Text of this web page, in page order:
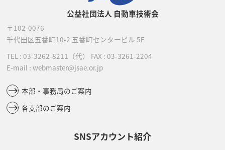
公益社団法人 自動車技術会
〒102-0076
千代田区五番町10-2 五番町センタービル 5F
TEL : 03-3262-8211 （代） FAX : 03-3261-2204
E-mail : webmaster@jsae.or.jp
本部・事務局のご案内
各支部のご案内
SNSアカウント紹介